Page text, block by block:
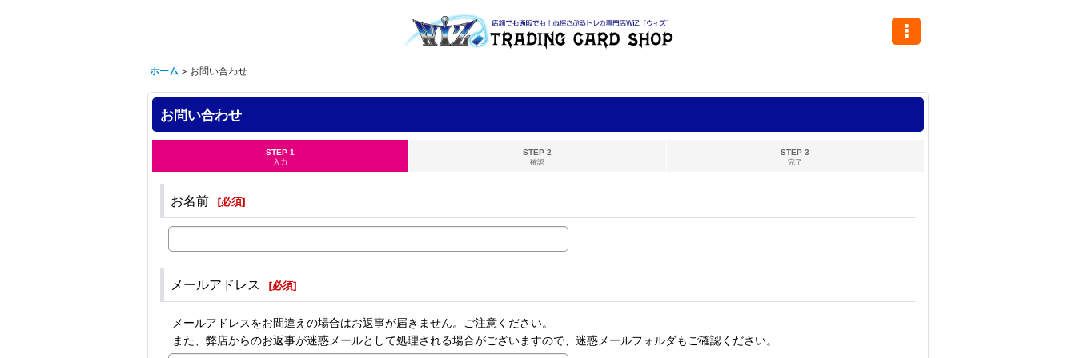
ホーム > お問い合わせ
お問い合わせ
STEP 1
入力
STEP 2
確認
STEP 3
完了
お名前 [必須]
メールアドレス [必須]
メールアドレスをお間違えの場合はお返事が届きません。ご注意ください。
また、弊店からのお返事が迷惑メールとして処理される場合がございますので、迷惑メールフォルダもご確認ください。